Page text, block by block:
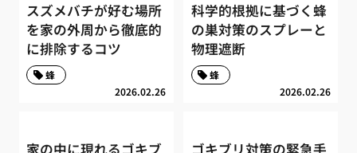
スズメバチが好む場所
を家の外周から徹底的
に排除するコツ
2026.02.26
蜂
科学的根拠に基づく蜂
の巣対策のスプレーと
物理遮断
2026.02.26
蜂
家の中に現れるゴキブ
ゴキブリ対策の緊急手